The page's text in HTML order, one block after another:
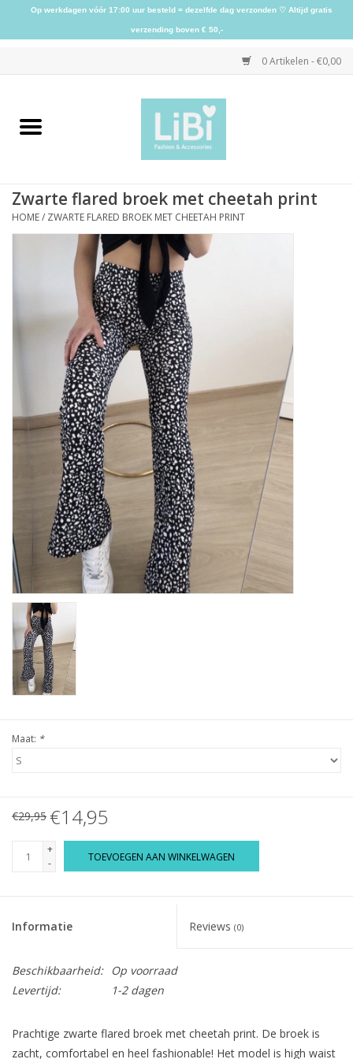
0 Artikelen - €0,00
Home
Kleding
Accessoires
Home deco
SALE
Herensokken
Zwarte flared broek met cheetah print
HOME/ ZWARTE FLARED BROEK MET CHEETAH PRINT
Maat: *
€29,95 €14,95
+
-
TOEVOEGEN AAN WINKELWAGEN
Informatie Reviews (0)
Beschikbaarheid:
Op voorraad
Levertijd:
1-2 dagen
Prachtige zwarte flared broek met cheetah print. De broek is
zacht, comfortabel en heel fashionable! Het model is high waist
Op werkdagen vóór 17:00 uur besteld = dezelfde dag verzonden ♡ Altijd gratis
verzending boven € 50,-